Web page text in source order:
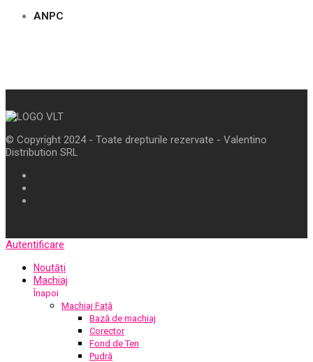
ANPC
© Copyright 2024 - Toate drepturile rezervate - Valentino
Distribution SRL
Autentificare
Noutăți
Machiaj
Înapoi
Machiaj Față
Bază de machiaj
Corector
Fond de Ten
Pudră